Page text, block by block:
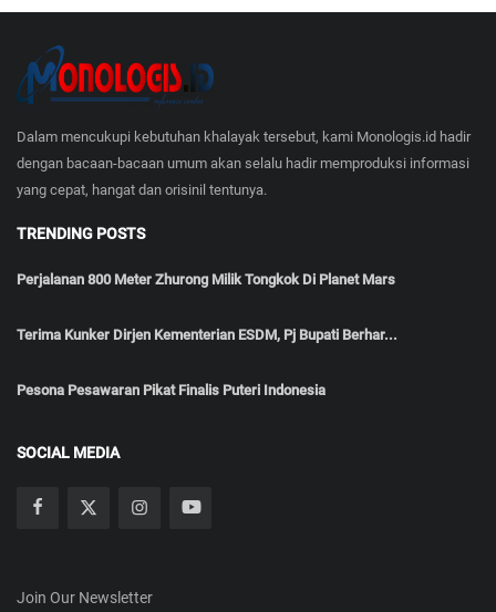
Dalam mencukupi kebutuhan khalayak tersebut, kami Monologis.id hadir
dengan bacaan-bacaan umum akan selalu hadir memproduksi informasi
yang cepat, hangat dan orisinil tentunya.
TRENDING POSTS
Perjalanan 800 Meter Zhurong Milik Tongkok Di Planet Mars
Terima Kunker Dirjen Kementerian ESDM, Pj Bupati Berhar...
Pesona Pesawaran Pikat Finalis Puteri Indonesia
SOCIAL MEDIA
Join Our Newsletter